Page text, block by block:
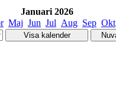
Januari 2026
Maj Jun Jul Aug Sep Okt